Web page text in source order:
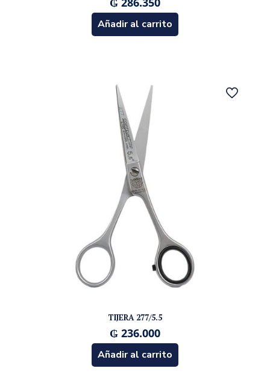
Añadir al carrito
TIJERA 277/5.5
₲ 236.000
Añadir al carrito